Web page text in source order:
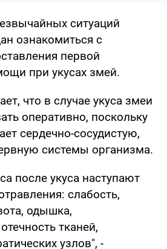
ситуаций
ознакомиться с
первой
при укусах змей.
что в случае укуса змеи
оперативно, поскольку
сердечно-сосудистую,
системы организма.
после укуса наступают
слабость,
одышка,
тканей,
узлов", -